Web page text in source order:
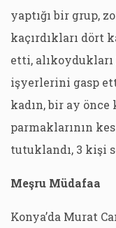
yaptığı bir grup,
kaçırdıkları dört
etti,
işyerlerini gasp
kadın, bir ay önce
parmaklarının
tutuklandı, 3 kişi
Meşru Müdafaa
Konya’da Murat